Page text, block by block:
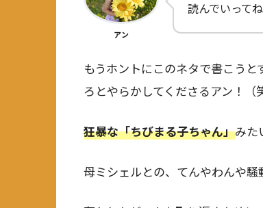
アン
読んでいってね
もうホントにこのネタで書こう
ろとやらかしてくださるアン！（
狂暴な「ちびまる子ちゃん」みた
母ミシェルとの、てんやわんや